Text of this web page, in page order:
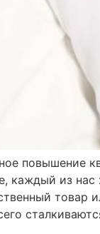
повышение
каждый из
товар